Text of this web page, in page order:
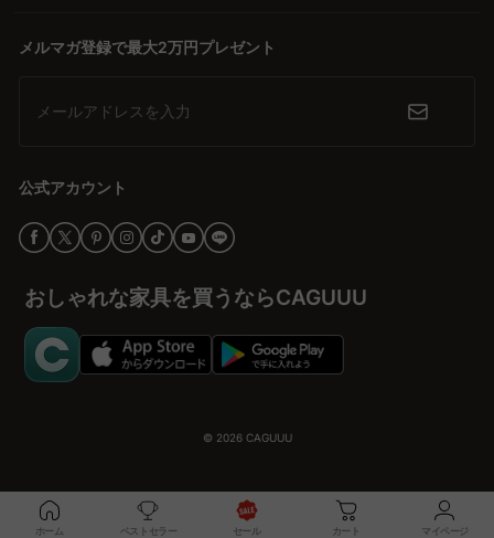
メルマガ登録で最大2万円プレゼント
メールアドレスを入力
公式アカウント
おしゃれな家具を買うならCAGUUU
© 2026 CAGUUU
ホーム ベストセラー セール カート マイページ